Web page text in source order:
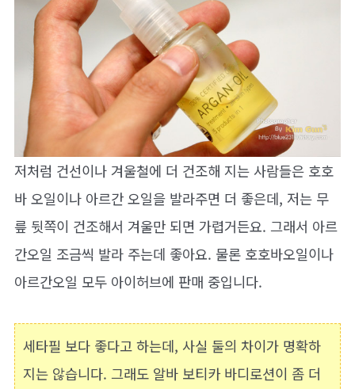
저처럼 건선이나 겨울철에 더 건조해 지는 사람들은 호호
바 오일이나 아르간 오일을 발라주면 더 좋은데, 저는 무
릎 뒷쪽이 건조해서 겨울만 되면 가렵거든요. 그래서 아르
간오일 조금씩 발라 주는데 좋아요. 물론 호호바오일이나
아르간오일 모두 아이허브에 판매 중입니다.
세타필 보다 좋다고 하는데, 사실 둘의 차이가 명확하
지는 않습니다. 그래도 알바 보티카 바디로션이 좀 더